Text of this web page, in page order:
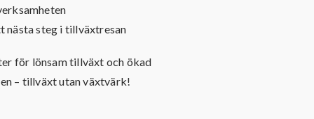
steg i tillväxtresan
för lönsam tillväxt och ökad
– tillväxt utan växtvärk!